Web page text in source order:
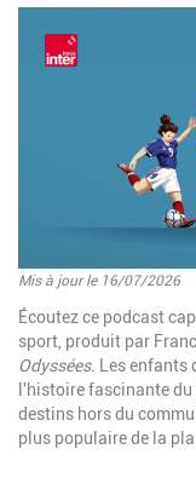
Mis à jour le 16/07/2026
Introduction
Écoutez ce podcast
sport, produit par
Odyssées. Les enfants
l'histoire fascinante
destins hors du
plus populaire de la